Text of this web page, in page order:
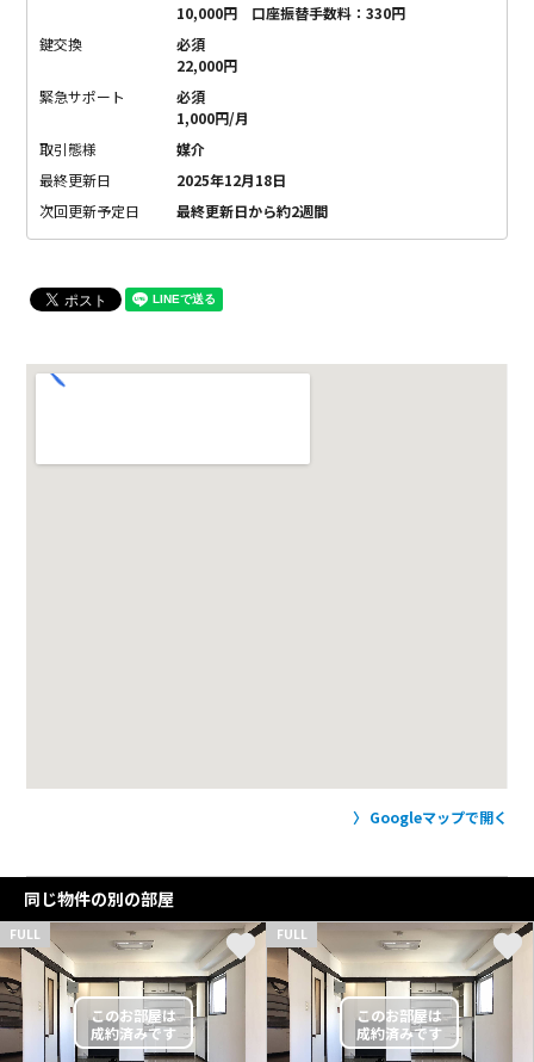
10,000円 口座振替手数料：330円
鍵交換
必須
22,000円
緊急サポート
必須
1,000円/月
取引態様
媒介
最終更新日
2025年12月18日
次回更新予定日
最終更新日から約2週間
Googleマップで開く
同じ物件の別の部屋
FULL FULL